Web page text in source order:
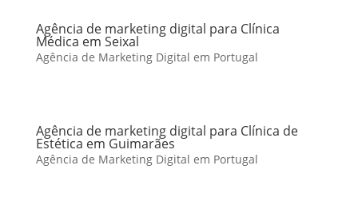
Agência de marketing digital para Clínica
Médica em Seixal
Agência de Marketing Digital em Portugal
Agência de marketing digital para Clínica de
Estética em Guimarães
Agência de Marketing Digital em Portugal